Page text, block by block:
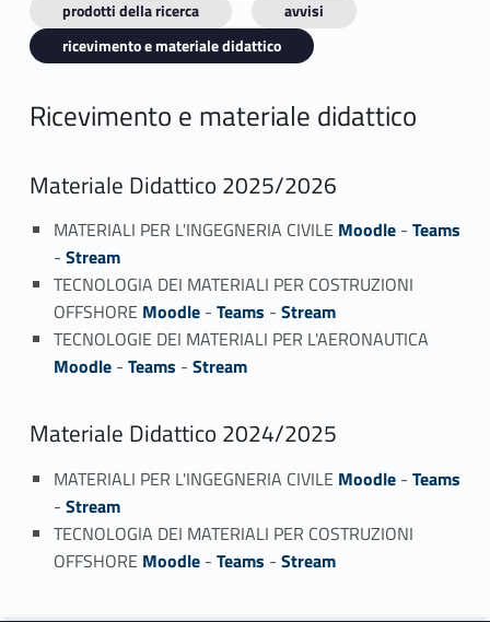
prodotti della ricerca
avvisi
ricevimento e materiale didattico
Ricevimento e materiale didattico
Materiale Didattico 2025/2026
MATERIALI PER L'INGEGNERIA CIVILE Moodle- Teams
- Stream
TECNOLOGIA DEI MATERIALI PER COSTRUZIONI
OFFSHORE Moodle- Teams - Stream
TECNOLOGIE DEI MATERIALI PER L'AERONAUTICA
Moodle- Teams - Stream
Materiale Didattico 2024/2025
MATERIALI PER L'INGEGNERIA CIVILE Moodle- Teams
- Stream
TECNOLOGIA DEI MATERIALI PER COSTRUZIONI
OFFSHORE Moodle- Teams - Stream